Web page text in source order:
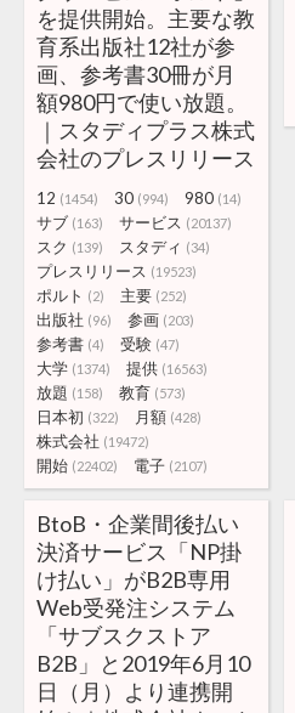
を提供開始。主要な教
育系出版社12社が参
画、参考書30冊が月
額980円で使い放題。
｜スタディプラス株式
会社のプレスリリース
12 (1454) 30 (994) 980 (14)
サブ (163) サービス (20137)
スク (139) スタディ (34)
プレスリリース (19523)
ポルト (2) 主要 (252)
出版社 (96) 参画 (203)
参考書 (4) 受験 (47)
大学 (1374) 提供 (16563)
放題 (158) 教育 (573)
日本初 (322) 月額 (428)
株式会社 (19472)
開始 (22402) 電子 (2107)
BtoB・企業間後払い
決済サービス「NP掛
け払い」がB2B専用
Web受発注システム
「サブスクストア
B2B」と2019年6月10
日（月）より連携開